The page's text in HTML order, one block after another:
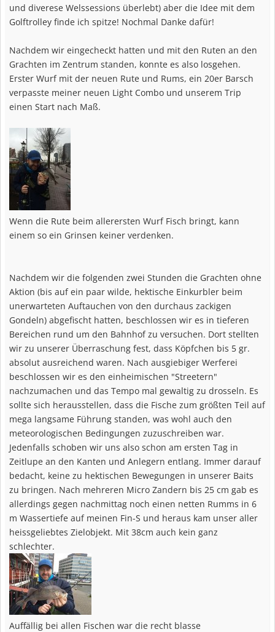
und diverese Welssessions überlebt) aber die Idee mit dem
Golftrolley finde ich spitze! Nochmal Danke dafür!
Nachdem wir eingecheckt hatten und mit den Ruten an den
Grachten im Zentrum standen, konnte es also losgehen.
Erster Wurf mit der neuen Rute und Rums, ein 20er Barsch
verpasste meiner neuen Light Combo und unserem Trip
einen Start nach Maß.
Wenn die Rute beim allerersten Wurf Fisch bringt, kann
einem so ein Grinsen keiner verdenken.
Nachdem wir die folgenden zwei Stunden die Grachten ohne
Aktion (bis auf ein paar wilde, hektische Einkurbler beim
unerwarteten Auftauchen von den durchaus zackigen
Gondeln) abgefischt hatten, beschlossen wir es in tieferen
Bereichen rund um den Bahnhof zu versuchen. Dort stellten
wir zu unserer Überraschung fest, dass Köpfchen bis 5 gr.
absolut ausreichend waren. Nach ausgiebiger Werferei
beschlossen wir es den einheimischen "Streetern"
nachzumachen und das Tempo mal gewaltig zu drosseln. Es
sollte sich herausstellen, dass die Fische zum größten Teil auf
mega langsame Führung standen, was wohl auch den
meteorologischen Bedingungen zuzuschreiben war.
Jedenfalls schoben wir uns also schon am ersten Tag in
Zeitlupe an den Kanten und Anlegern entlang. Immer darauf
bedacht, keine zu hektischen Bewegungen in unserer Baits
zu bringen. Nach mehreren Micro Zandern bis 25 cm gab es
allerdings gegen nachmittag noch einen netten Rumms in 6
m Wassertiefe auf meinen Fin-S und heraus kam unser aller
heissgeliebtes Zielobjekt. Mit 38cm auch kein ganz
schlechter.
Auffällig bei allen Fischen war die recht blasse